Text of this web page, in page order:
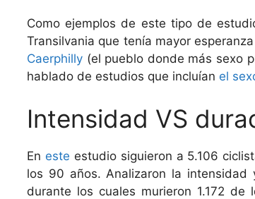
Como ejemplos de este tipo de
Transilvania que tenía mayor
Caerphilly (el pueblo donde más sexo
hablado de estudios que incluían el
Intensidad VS
En este estudio siguieron a 5.106
los 90 años. Analizaron la
durante los cuales murieron 1.172